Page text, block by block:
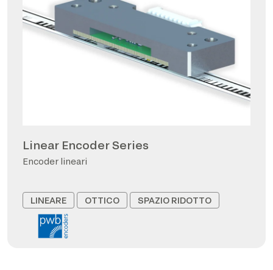
Linear Encoder Series
Encoder lineari
LINEARE OTTICO SPAZIO RIDOTTO